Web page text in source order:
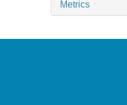
Metrics